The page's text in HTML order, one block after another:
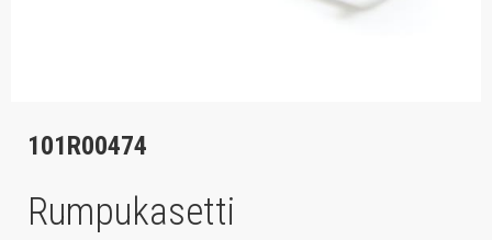
101R00474
Rumpukasetti